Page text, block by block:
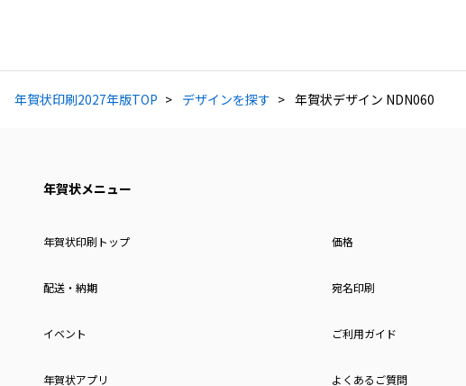
年賀状印刷2027年版TOP デザインを探す 年賀状デザイン NDN060
年賀状メニュー
年賀状印刷トップ 価格
配送・納期 宛名印刷
イベント ご利用ガイド
年賀状アプリ よくあるご質問